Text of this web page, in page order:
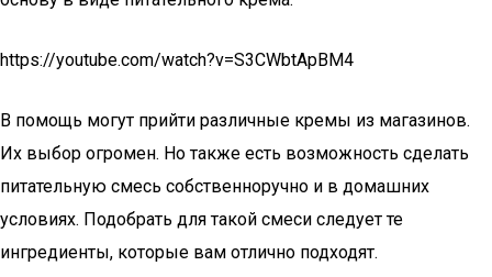
https://youtube.com/watch?v=S3CWbtApBM4
В помощь могут прийти различные кремы из магазинов.
Их выбор огромен. Но также есть возможность сделать
питательную смесь собственноручно и в домашних
условиях. Подобрать для такой смеси следует те
ингредиенты, которые вам отлично подходят.